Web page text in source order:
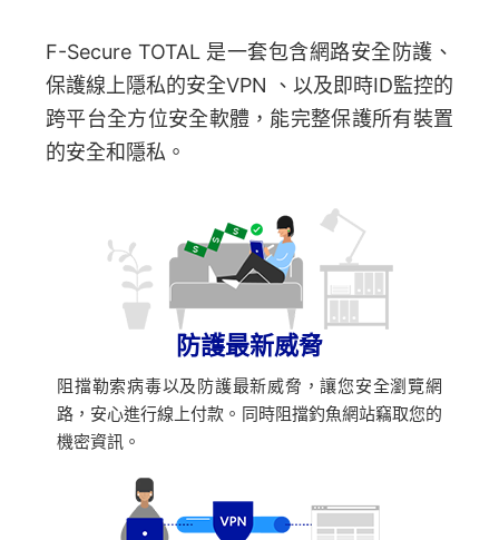
F-Secure TOTAL 是一套包含網路安全防護、
保護線上隱私的安全VPN 、以及即時ID監控的
跨平台全方位安全軟體，能完整保護所有裝置
的安全和隱私。
防護最新威脅
阻擋勒索病毒以及防護最新威脅，讓您安全瀏覽網
路，安心進行線上付款。同時阻擋釣魚網站竊取您的
機密資訊。